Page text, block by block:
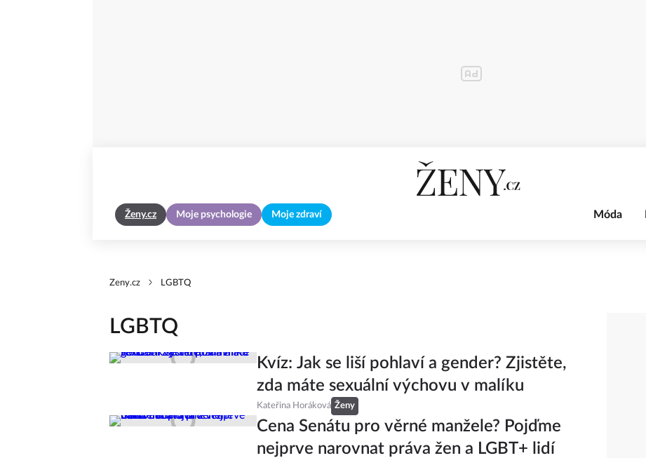
Ženy.cz Moje psychologie Moje zdraví Móda
Zeny.cz LGBTQ
LGBTQ
Kvíz: Jak se liší pohlaví a gender? Zjistěte,
zda máte sexuální výchovu v malíku
Kateřina Horáková Ženy
Cena Senátu pro věrné manžele? Pojďme
nejprve narovnat práva žen a LGBT+ lidí